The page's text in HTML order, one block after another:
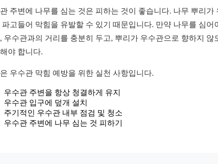
주변에 나무를 심는 것은 피하는 것이 좋습니다. 나무 뿌리가
파고들어 막힘을 유발할 수 있기 때문입니다. 만약 나무를 심어
우수관과의 거리를 충분히 두고, 뿌리가 우수관으로 향하지 않
야 합니다.
우수관 막힘 예방을 위한 실천 사항입니다.
우수관 주변을 항상 청결하게 유지
우수관 입구에 덮개 설치
주기적인 우수관 내부 점검 및 청소
우수관 주변에 나무 심는 것 피하기